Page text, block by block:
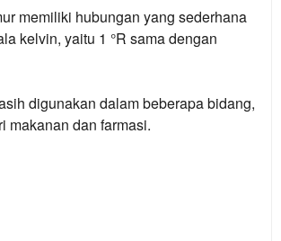
memiliki hubungan yang sederhana
kelvin, yaitu 1 °R sama dengan
digunakan dalam beberapa bidang,
makanan dan farmasi.